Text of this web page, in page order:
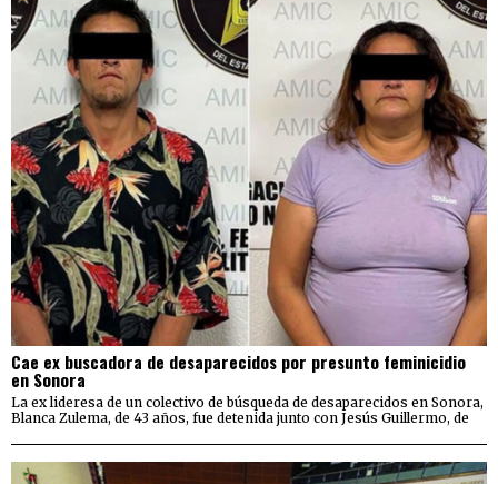
Cae ex buscadora de desaparecidos por presunto feminicidio
en Sonora
La ex lideresa de un colectivo de búsqueda de desaparecidos en Sonora,
Blanca Zulema, de 43 años, fue detenida junto con Jesús Guillermo, de